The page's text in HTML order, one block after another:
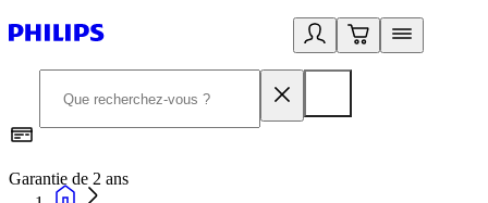
Garantie de 2 ans